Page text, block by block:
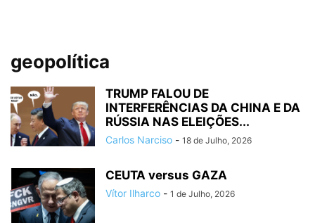
geopolítica
TRUMP FALOU DE
INTERFERÊNCIAS DA CHINA E DA
RÚSSIA NAS ELEIÇÕES...
Carlos Narciso - 18 de Julho, 2026
CEUTA versus GAZA
Vítor Ilharco - 1 de Julho, 2026